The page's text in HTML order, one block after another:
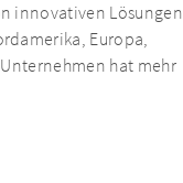
innovativen Lösungen
Europa,
hat mehr